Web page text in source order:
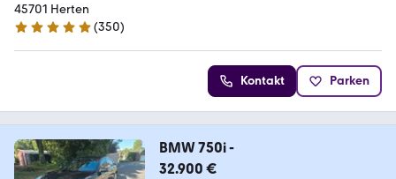
45701 Herten
4.9 Sterne
(350)
Kontakt Parken
BMW 750i -
32.900 €